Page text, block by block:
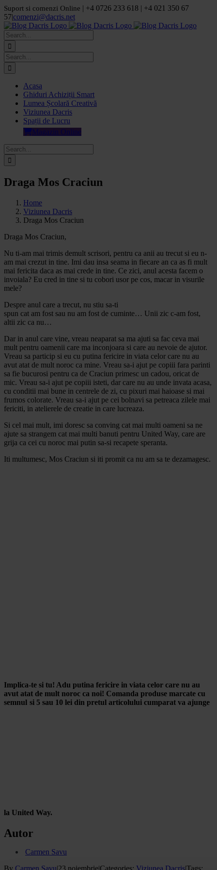
Skip
to
content
Suport si comenzi Online | +4 0726 233 618 | +4 021 350 67
57|comenzi@dacris.net
Facebook
LinkedIn
YouTube
Pinterest
Search
for:
Search
for:
Acasa
Ghiduri Achiziții Smart
Lumea Școlară Creativă
Viziunea Dacris
Spații de Lucru
Magazin Online
Search
for:
Draga Mos Craciun
Home
Viziunea Dacris
Draga Mos Craciun
Draga Mos Craciun,
Nu ti-am mai trimis demult scrisori, pentru ca anii au trecut si eu n-
am mai crezut in tine. Imi dau insa seama in fiecare an ca as fi mult
mai fericita daca as mai crede in tine. Ce zici, anul acesta facem o
invoiala? Eu cred in tine si tu cobori usor pe cos, macar in visurile
mele?
Despre anul care a trecut, nu stiu sa-ti
spun cat am fost sau nu am fost de cuminte… Unii zic c-am fost,
altii zic ca nu…
Dar in anul care vine, vreau neaparat sa ma ajuti sa fac ceva mai
mult pentru oamenii care ma inconjoara si care au nevoie de ajutor.
Vreau sa particip si eu cu putina fericire in viata celor care nu au
avut atat de mult noroc ca mine. Vreau sa-i ajut pe copiii fara parinti
sa fie bucurosi pentru ca de Craciun primesc un cadou, oricat de
mic. Vreau sa-i ajut pe copiii isteti, dar care nu au unde invata acasa,
cu conditii mai bune in centrele de zi, cu pixuri mai haioase si mai
frumos colorate. Vreau sa-i ajut pe cei bolnavi sa petreaca zilele mai
fericiti, in atelierele de creatie in care lucreaza.
Si cel mai mult, imi doresc sa conving cat mai multi oameni sa ne
ajute sa strangem cat mai multi banuti pentru United Way, care are
grija ca cei cu noroc mai putin sa-si recapete speranta.
Iti multumesc, Mos Craciun si iti promit ca nu am sa te dezamagesc.
Implica-te si tu! Adu putina fericire in viata celor care nu au
avut atat de mult noroc ca noi! Comanda produse marcate cu
semnul si 5 sau 10 lei din pretul articolului cumparat va ajunge
la United Way.
Autor
Carmen Savu
By Carmen Savu|23 noiembrie|Categories: Viziunea Dacris|Tags: